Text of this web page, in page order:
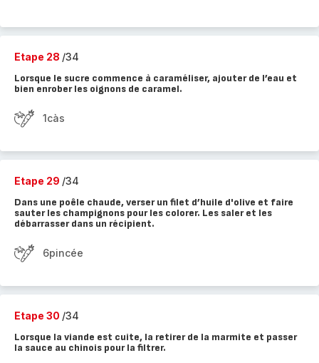
Etape 28 /34
Lorsque le sucre commence à caraméliser, ajouter de l’eau et
bien enrober les oignons de caramel.
1càs
Etape 29 /34
Dans une poêle chaude, verser un filet d’huile d'olive et faire
sauter les champignons pour les colorer. Les saler et les
débarrasser dans un récipient.
6pincée
Etape 30 /34
Lorsque la viande est cuite, la retirer de la marmite et passer
la sauce au chinois pour la filtrer.